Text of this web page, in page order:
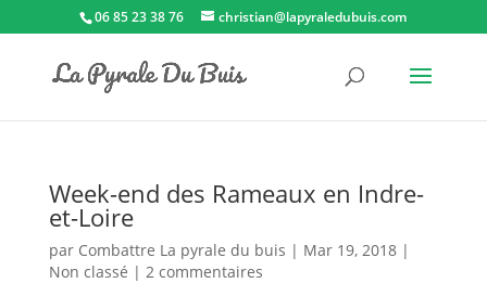
06 85 23 38 76 christian@lapyraledubuis.com
Week-end des Rameaux en Indre-
et-Loire
par Combattre La pyrale du buis | Mar 19, 2018|
Non classé | 2 commentaires